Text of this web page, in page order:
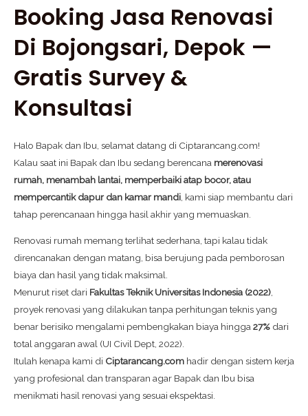
Booking Jasa Renovasi
Di Bojongsari, Depok —
Gratis Survey &
Konsultasi
Halo Bapak dan Ibu, selamat datang di Ciptarancang.com!
Kalau saat ini Bapak dan Ibu sedang berencana merenovasi
rumah, menambah lantai, memperbaiki atap bocor, atau
mempercantik dapur dan kamar mandi , kami siap membantu dari
tahap perencanaan hingga hasil akhir yang memuaskan.
Renovasi rumah memang terlihat sederhana, tapi kalau tidak
direncanakan dengan matang, bisa berujung pada pemborosan
biaya dan hasil yang tidak maksimal.
Menurut riset dari Fakultas Teknik Universitas Indonesia (2022),
proyek renovasi yang dilakukan tanpa perhitungan teknis yang
benar berisiko mengalami pembengkakan biaya hingga27% dari
total anggaran awal (UI Civil Dept, 2022).
Itulah kenapa kami di Ciptarancang.com hadir dengan sistem kerja
yang profesional dan transparan agar Bapak dan Ibu bisa
menikmati hasil renovasi yang sesuai ekspektasi.